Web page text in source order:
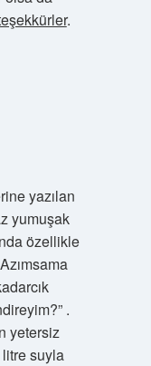
.
yazılan
yumuşak
özellikle
.
yetersiz
litre suyla